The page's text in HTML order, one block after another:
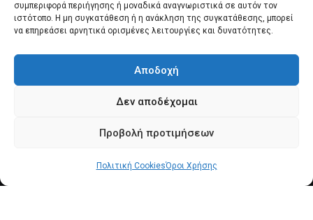
συμπεριφορά περιήγησης ή μοναδικά αναγνωριστικά σε αυτόν τον
ιστότοπο. Η μη συγκατάθεση ή η ανάκληση της συγκατάθεσης, μπορεί
να επηρεάσει αρνητικά ορισμένες λειτουργίες και δυνατότητες.
Αποδοχή
Δεν αποδέχομαι
Προβολή προτιμήσεων
Πολιτική CookiesΌροι Χρήσης
Αρχική Νέα του Συλλόγου Θέματα e-Magazino
Πολιτική Cookies (ΕΕ)
© 2025 pansypo.gr